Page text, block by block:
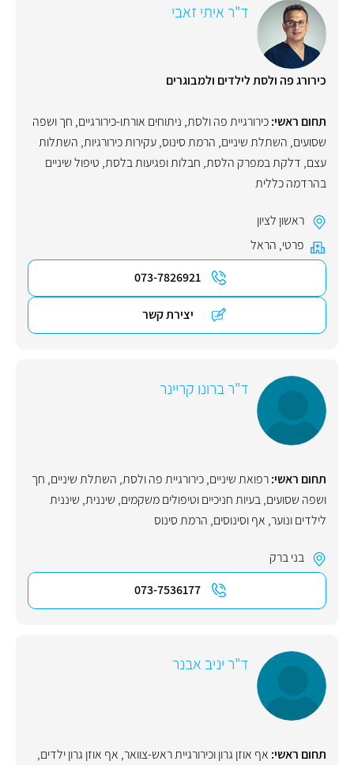
ד"ר איתי זאבי
כירורג פה ולסת לילדים ולמבוגרים
תחום ראשי:כירורגיית פה ולסת, ניתוחים אורתו-כירורגיים, חך ושפה
שסועים, השתלת שיניים, הרמת סינוס,עקירות כירורגיות, השתלות
עצם, דלקת במפרק הלסת, חבלות ופגיעות בלסת, טיפול שיניים
בהרדמה כללית
ראשון לציון
פרטי, הראל
073-7826921
יצירת קשר
ד"ר ברונו קריינר
תחום ראשי:רפואת שיניים,כירורגיית פה ולסת, השתלת שיניים, חך
ושפה שסועים,בעיות חניכיים וטיפולים משקמים, שיננית, שיננית
לילדים ונוער, אף וסינוסים, הרמת סינוס
בני ברק
073-7536177
ד"ר יניב אבנר
תחום ראשי: אף אוזן גרון וכירורגיית ראש-צוואר, אף אוזן גרון ילדים,